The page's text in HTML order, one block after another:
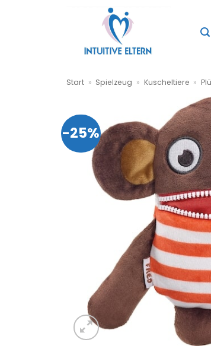
Start » Spielzeug » Kuscheltiere »
-25%